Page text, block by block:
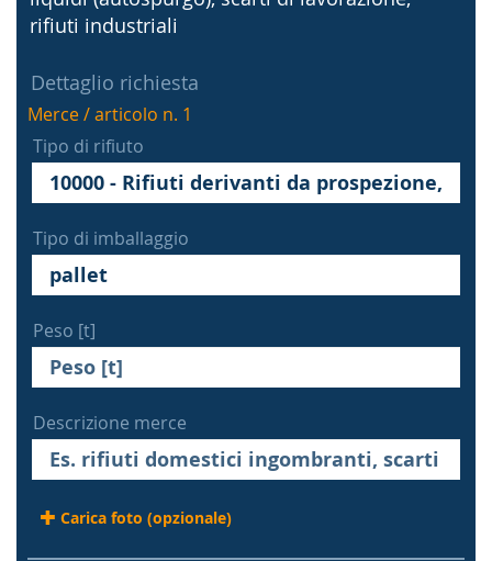
rifiuti industriali
Dettaglio richiesta
Merce / articolo n. 1
Tipo di rifiuto
Tipo di imballaggio
Peso [t]
Descrizione merce
Carica foto (opzionale)